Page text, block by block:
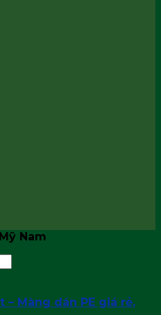
Nam
– Màng dán PE giá rẻ,